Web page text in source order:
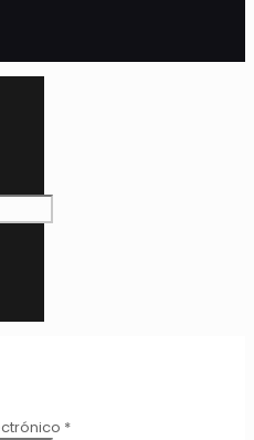
*Obligatorio